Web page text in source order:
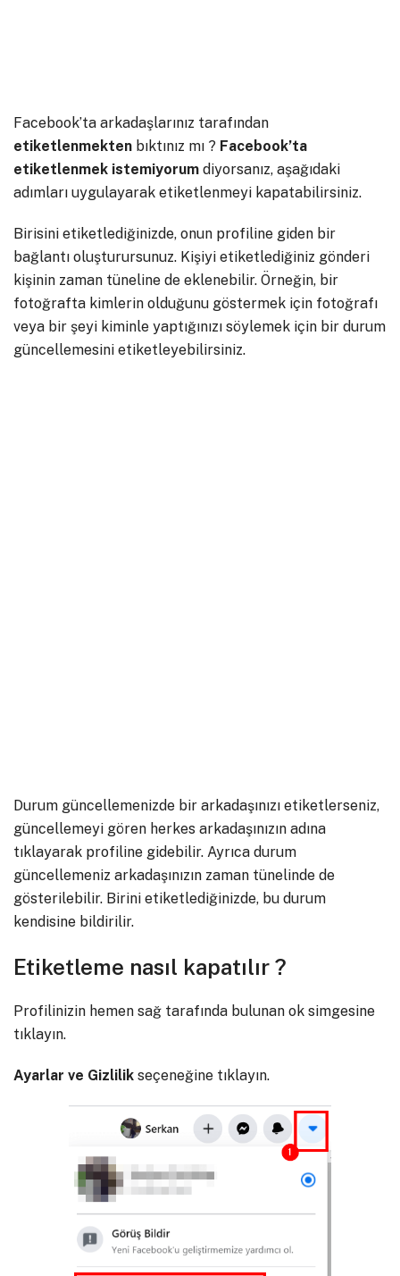
Facebook’ta arkadaşlarınız tarafından
etiketlenmekten bıktınız mı ? Facebook’ta
etiketlenmek istemiyorum diyorsanız, aşağıdaki
adımları uygulayarak etiketlenmeyi kapatabilirsiniz.
Birisini etiketlediğinizde, onun profiline giden bir
bağlantı oluşturursunuz. Kişiyi etiketlediğiniz gönderi
kişinin zaman tüneline de eklenebilir. Örneğin, bir
fotoğrafta kimlerin olduğunu göstermek için fotoğrafı
veya bir şeyi kiminle yaptığınızı söylemek için bir durum
güncellemesini etiketleyebilirsiniz.
Durum güncellemenizde bir arkadaşınızı etiketlerseniz,
güncellemeyi gören herkes arkadaşınızın adına
tıklayarak profiline gidebilir. Ayrıca durum
güncellemeniz arkadaşınızın zaman tünelinde de
gösterilebilir. Birini etiketlediğinizde, bu durum
kendisine bildirilir.
Etiketleme nasıl kapatılır ?
Profilinizin hemen sağ tarafında bulunan ok simgesine
tıklayın.
Ayarlar ve Gizlilik seçeneğine tıklayın.